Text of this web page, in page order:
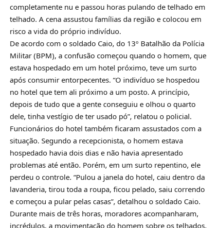
completamente nu e passou horas pulando de telhado em
telhado. A cena assustou famílias da região e colocou em
risco a vida do próprio indivíduo.
De acordo com o soldado Caio, do 13º Batalhão da Polícia
Militar (BPM), a confusão começou quando o homem, que
estava hospedado em um hotel próximo, teve um surto
após consumir entorpecentes. “O indivíduo se hospedou
no hotel que tem ali próximo a um posto. A princípio,
depois de tudo que a gente conseguiu e olhou o quarto
dele, tinha vestígio de ter usado pó”, relatou o policial.
Funcionários do hotel também ficaram assustados com a
situação. Segundo a recepcionista, o homem estava
hospedado havia dois dias e não havia apresentado
problemas até então. Porém, em um surto repentino, ele
perdeu o controle. “Pulou a janela do hotel, caiu dentro da
lavanderia, tirou toda a roupa, ficou pelado, saiu correndo
e começou a pular pelas casas”, detalhou o soldado Caio.
Durante mais de três horas, moradores acompanharam,
incrédulos, a movimentação do homem sobre os telhados.